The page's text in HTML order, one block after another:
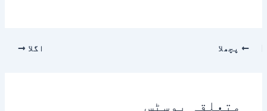
پچھلا اگلا
متعلقہ پوسٹس